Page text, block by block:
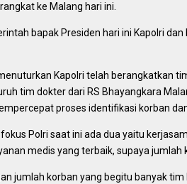
ke Malang hari ini.
bapak Presiden hari ini Kapolri
Kapolri telah berangkatkan
tim dokter dari RS Bhayangkara
proses identifikasi korban
Polri saat ini ada dua yaitu
medis yang terbaik, supaya jumlah
jumlah korban yang begitu banyak